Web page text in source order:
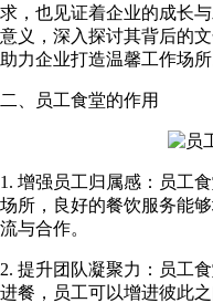
求，也见证着企业的成长
意义，深入探讨其背后的
助力企业打造温馨工作场所
二、员工食堂的作用
1. 增强员工归属感：员工
场所，良好的餐饮服务能
流与合作。
2. 提升团队凝聚力：员工
进餐，员工可以增进彼此